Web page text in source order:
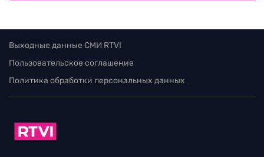
Выходные данные СМИ RTVI
Пользовательское соглашение
Политика обработки персональных данных